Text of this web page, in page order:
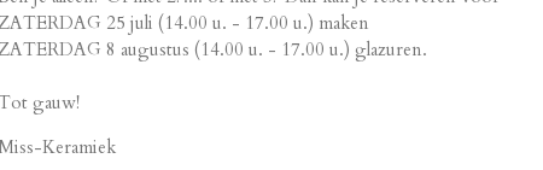
25 juli (14.00 u. - 17.00 u.) maken
8 augustus (14.00 u. - 17.00 u.) glazuren.
gauw!
Keramiek